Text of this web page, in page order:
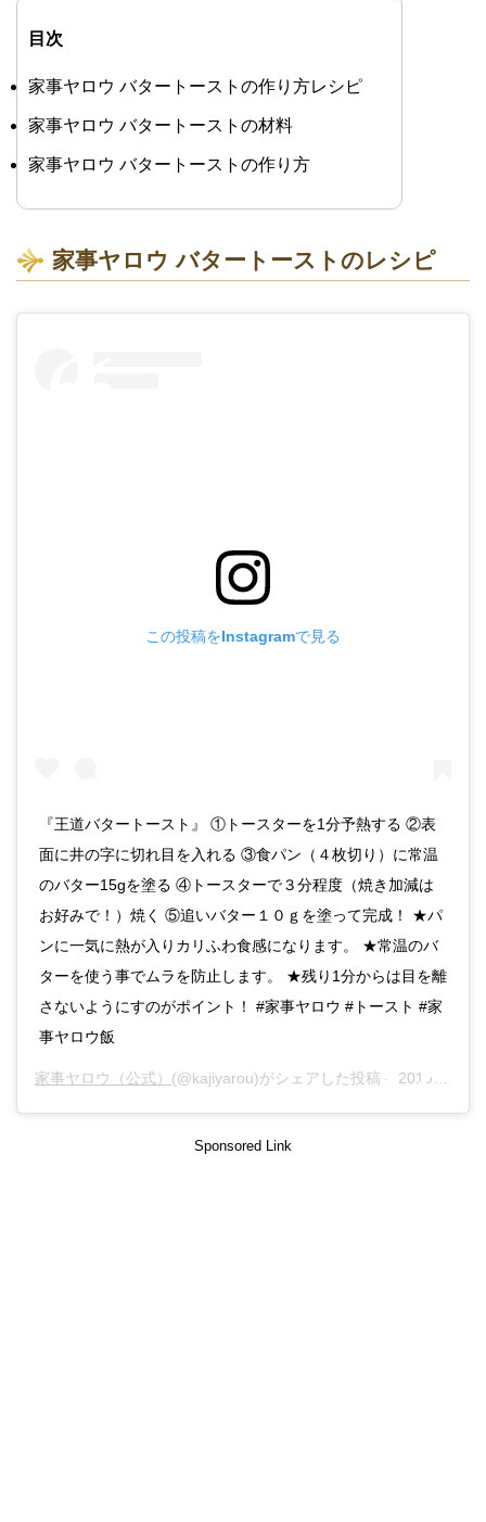
目次
家事ヤロウ バタートーストの作り方レシピ
家事ヤロウ バタートーストの材料
家事ヤロウ バタートーストの作り方
家事ヤロウ バタートーストのレシピ
この投稿をInstagramで見る
『王道バタートースト』 ①トースターを1分予熱する ②表
面に井の字に切れ目を入れる ③食パン（４枚切り）に常温
のバター15gを塗る ④トースターで３分程度（焼き加減は
お好みで！）焼く ⑤追いバター１０ｇを塗って完成！ ★パ
ンに一気に熱が入りカリふわ食感になります。 ★常温のバ
ターを使う事でムラを防止します。 ★残り1分からは目を離
さないようにすのがポイント！ #家事ヤロウ #トースト #家
事ヤロウ飯
家事ヤロウ（公式） (@kajiyarou)がシェアした投稿 – 2019年11月月13日午前6時29分PST
Sponsored Link